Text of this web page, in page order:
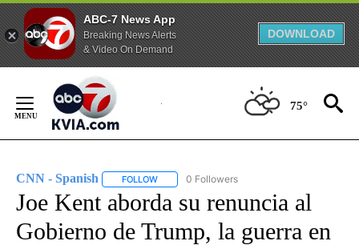
ABC-7 News App
Breaking News Alerts
& Video On Demand
DOWNLOAD
Content
75°
CNN - Spanish FOLLOW FOLLOW "CNN - SPANISH" TO RECEIVE
0 Followers
Joe Kent aborda su renuncia al
Gobierno de Trump, la guerra en